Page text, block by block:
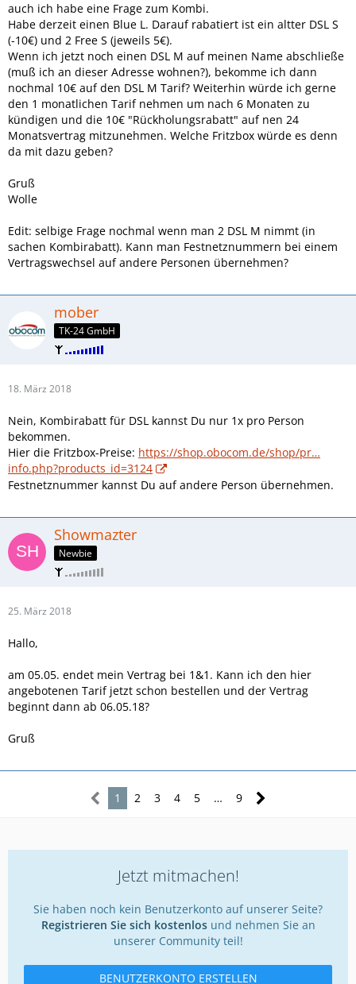
auch ich habe eine Frage zum Kombi.
Habe derzeit einen Blue L. Darauf rabatiert ist ein altter DSL S
(-10€) und 2 Free S (jeweils 5€).
Wenn ich jetzt noch einen DSL M auf meinen Name abschließe
(muß ich an dieser Adresse wohnen?), bekomme ich dann
nochmal 10€ auf den DSL M Tarif? Weiterhin würde ich gerne
den 1 monatlichen Tarif nehmen um nach 6 Monaten zu
kündigen und die 10€ "Rückholungsrabatt" auf nen 24
Monatsvertrag mitzunehmen. Welche Fritzbox würde es denn
da mit dazu geben?
Gruß
Wolle
Edit: selbige Frage nochmal wenn man 2 DSL M nimmt (in
sachen Kombirabatt). Kann man Festnetznummern bei einem
Vertragswechsel auf andere Personen übernehmen?
mober
TK-24 GmbH
18. März 2018
Nein, Kombirabatt für DSL kannst Du nur 1x pro Person
bekommen.
Hier die Fritzbox-Preise: https://shop.obocom.de/shop/pr…
info.php?products_id=3124
Festnetznummer kannst Du auf andere Person übernehmen.
Showmazter
Newbie
25. März 2018
Hallo,
am 05.05. endet mein Vertrag bei 1&1. Kann ich den hier
angebotenen Tarif jetzt schon bestellen und der Vertrag
beginnt dann ab 06.05.18?
Gruß
1 2 3 4 5 … 9
Jetzt mitmachen!
Sie haben noch kein Benutzerkonto auf unserer Seite?
Registrieren Sie sich kostenlosund nehmen Sie an
unserer Community teil!
BENUTZERKONTO ERSTELLEN